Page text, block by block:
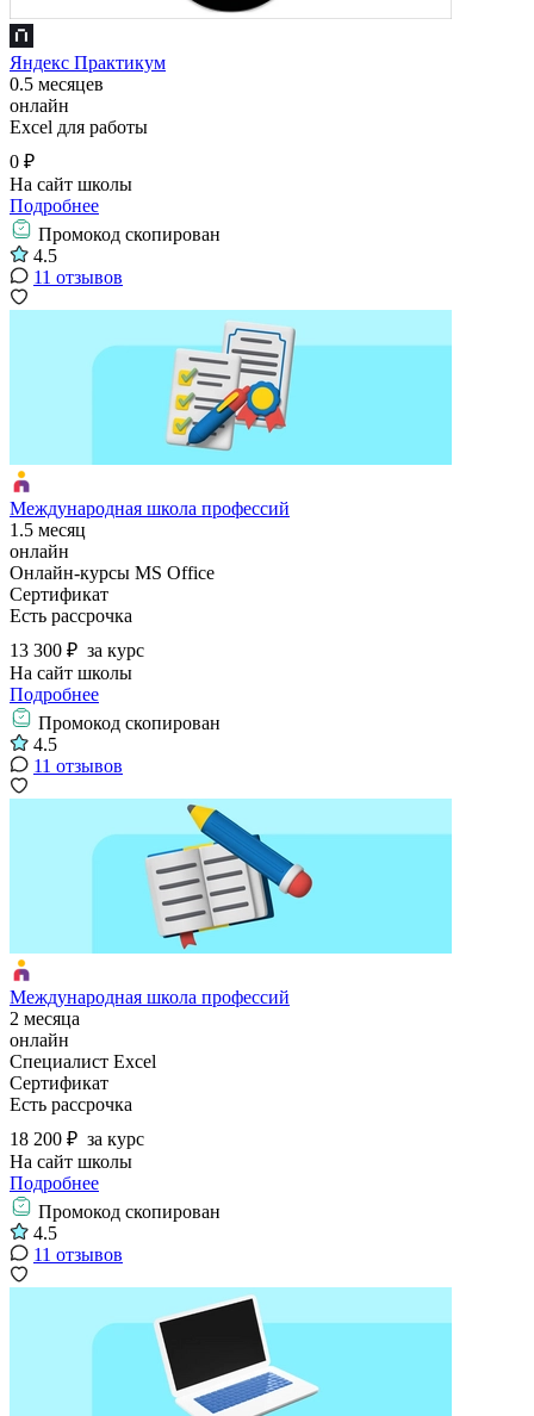
Яндекс Практикум
0.5 месяцев
онлайн
Excel для работы
0 ₽
На сайт школы
Подробнее
Промокод скопирован
4.5
11 отзывов
Международная школа профессий
1.5 месяц
онлайн
Онлайн-курсы MS Office
Сертификат
Есть рассрочка
13 300 ₽ за курс
На сайт школы
Подробнее
Промокод скопирован
4.5
11 отзывов
Международная школа профессий
2 месяца
онлайн
Специалист Excel
Сертификат
Есть рассрочка
18 200 ₽ за курс
На сайт школы
Подробнее
Промокод скопирован
4.5
11 отзывов